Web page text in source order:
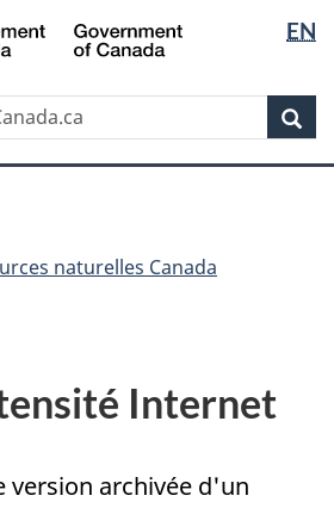
Passer
au
principal
Passer
à
sujet
du
gouvernement »
Passer
à
version
HTML
simplifiée
la
langue
EN
naturelles Canada
Internet
version archivée d'un